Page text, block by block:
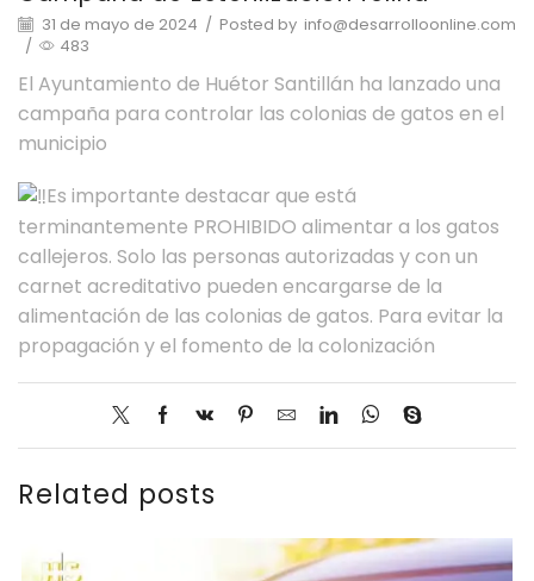
31 de mayo de 2024 / Posted by info@desarrolloonline.com
/
483
El Ayuntamiento de Huétor Santillán ha lanzado una
campaña para controlar las colonias de gatos en el
municipio
Es importante destacar que está
terminantemente PROHIBIDO alimentar a los gatos
callejeros. Solo las personas autorizadas y con un
carnet acreditativo pueden encargarse de la
alimentación de las colonias de gatos. Para evitar la
propagación y el fomento de la colonización
Related posts